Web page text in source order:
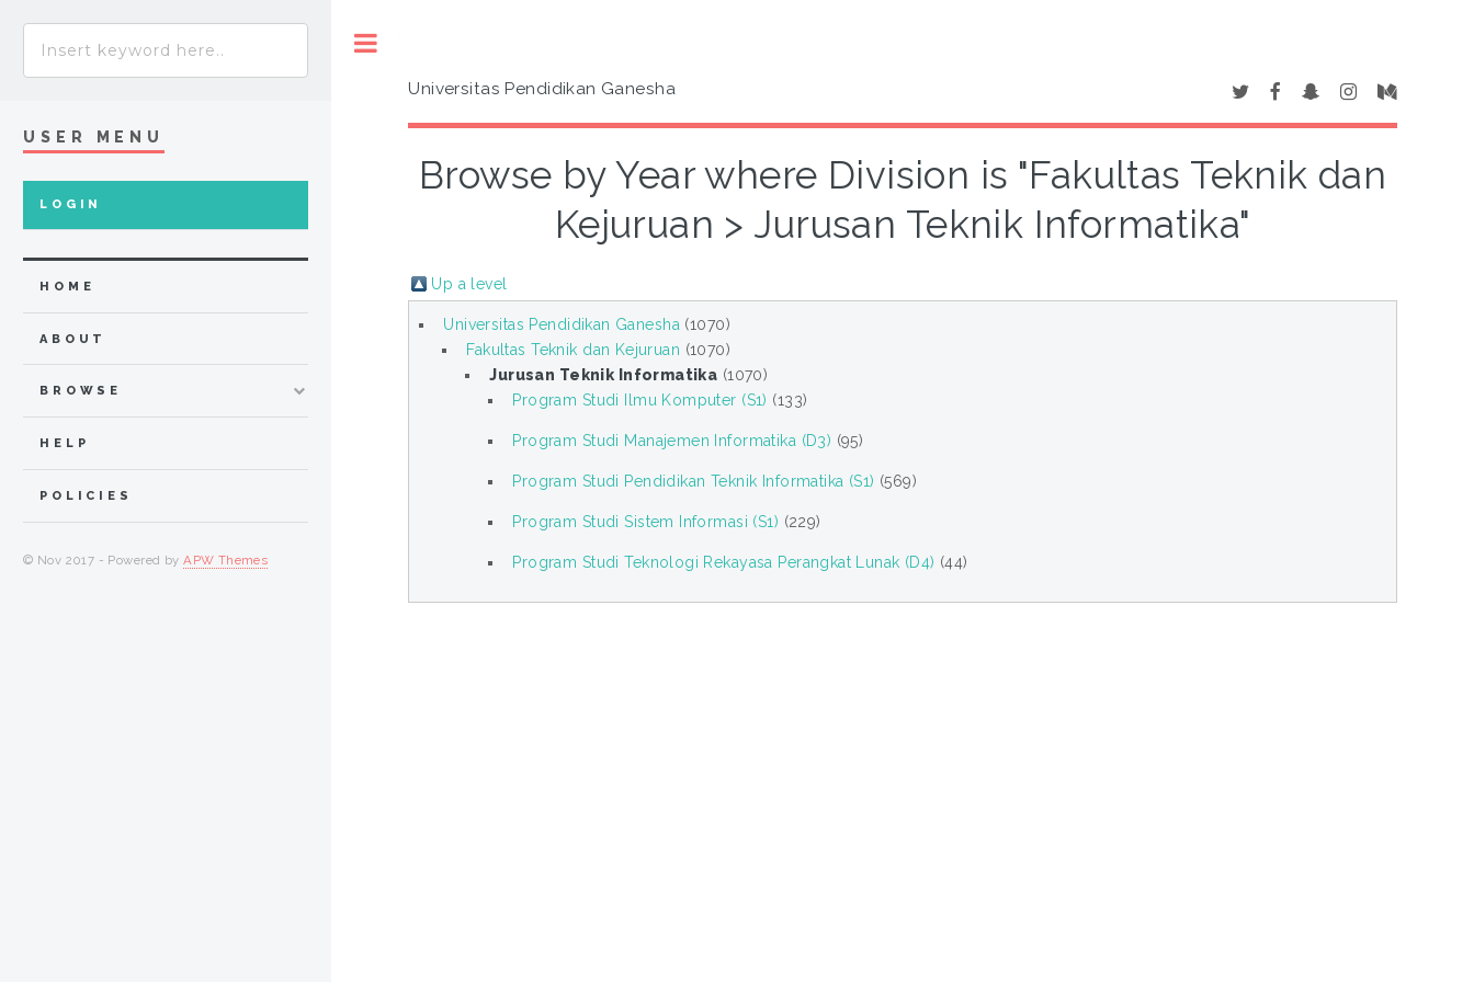
Universitas Pendidikan Ganesha
Browse by Year where Division is "Fakultas Teknik dan
Kejuruan > Jurusan Teknik Informatika"
Up a level
Universitas Pendidikan Ganesha (1070)
Fakultas Teknik dan Kejuruan (1070)
Jurusan Teknik Informatika (1070)
Program Studi Ilmu Komputer (S1) (133)
Program Studi Manajemen Informatika (D3) (95)
Program Studi Pendidikan Teknik Informatika (S1) (569)
Program Studi Sistem Informasi (S1) (229)
Program Studi Teknologi Rekayasa Perangkat Lunak (D4) (44)
USER MENU
LOGIN
HOME
ABOUT
BROWSE
HELP
POLICIES
© Nov 2017 - Powered byAPW Themes